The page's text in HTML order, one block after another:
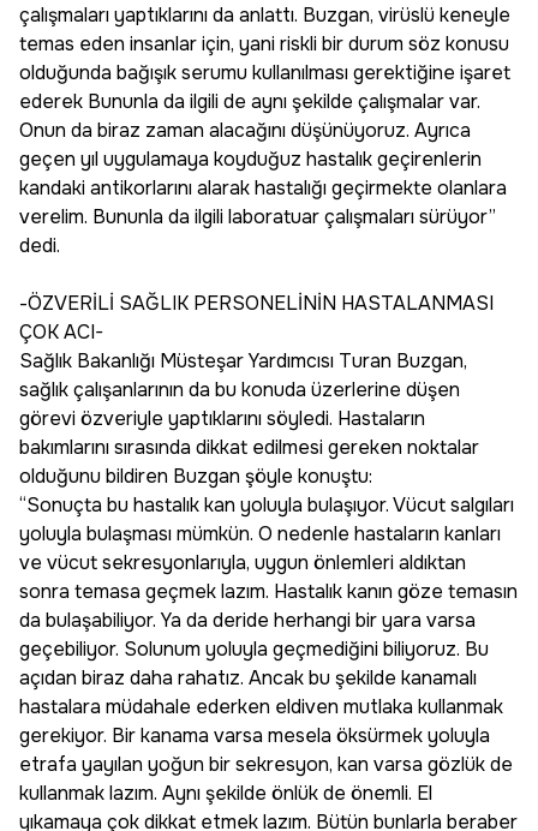
çalışmaları yaptıklarını da anlattı. Buzgan, virüslü keneyle
temas eden insanlar için, yani riskli bir durum söz konusu
olduğunda bağışık serumu kullanılması gerektiğine işaret
ederek Bununla da ilgili de aynı şekilde çalışmalar var.
Onun da biraz zaman alacağını düşünüyoruz. Ayrıca
geçen yıl uygulamaya koyduğuz hastalık geçirenlerin
kandaki antikorlarını alarak hastalığı geçirmekte olanlara
verelim. Bununla da ilgili laboratuar çalışmaları sürüyor”
dedi.
-ÖZVERİLİ SAĞLIK PERSONELİNİN HASTALANMASI
ÇOK ACI-
Sağlık Bakanlığı Müsteşar Yardımcısı Turan Buzgan,
sağlık çalışanlarının da bu konuda üzerlerine düşen
görevi özveriyle yaptıklarını söyledi. Hastaların
bakımlarını sırasında dikkat edilmesi gereken noktalar
olduğunu bildiren Buzgan şöyle konuştu:
“Sonuçta bu hastalık kan yoluyla bulaşıyor. Vücut salgıları
yoluyla bulaşması mümkün. O nedenle hastaların kanları
ve vücut sekresyonlarıyla, uygun önlemleri aldıktan
sonra temasa geçmek lazım. Hastalık kanın göze temasın
da bulaşabiliyor. Ya da deride herhangi bir yara varsa
geçebiliyor. Solunum yoluyla geçmediğini biliyoruz. Bu
açıdan biraz daha rahatız. Ancak bu şekilde kanamalı
hastalara müdahale ederken eldiven mutlaka kullanmak
gerekiyor. Bir kanama varsa mesela öksürmek yoluyla
etrafa yayılan yoğun bir sekresyon, kan varsa gözlük de
kullanmak lazım. Aynı şekilde önlük de önemli. El
yıkamaya çok dikkat etmek lazım. Bütün bunlarla beraber